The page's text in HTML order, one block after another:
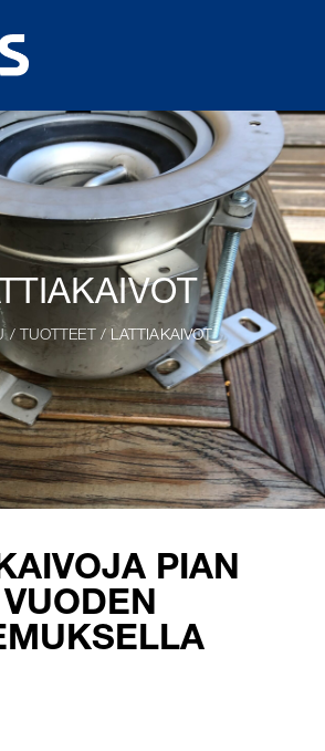
/ TUOTTEET / LATTIAKAIVOT
PIAN